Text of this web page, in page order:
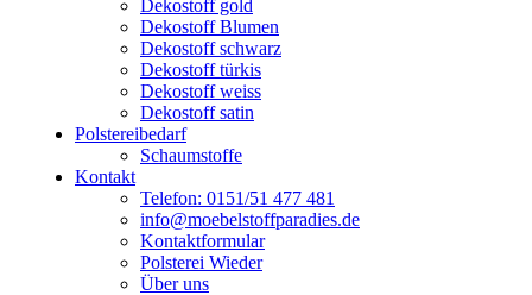
Dekostoff gold
Dekostoff Blumen
Dekostoff schwarz
Dekostoff türkis
Dekostoff weiss
Dekostoff satin
Polstereibedarf
Schaumstoffe
Kontakt
Telefon: 0151/51 477 481
info@moebelstoffparadies.de
Kontaktformular
Polsterei Wieder
Über uns